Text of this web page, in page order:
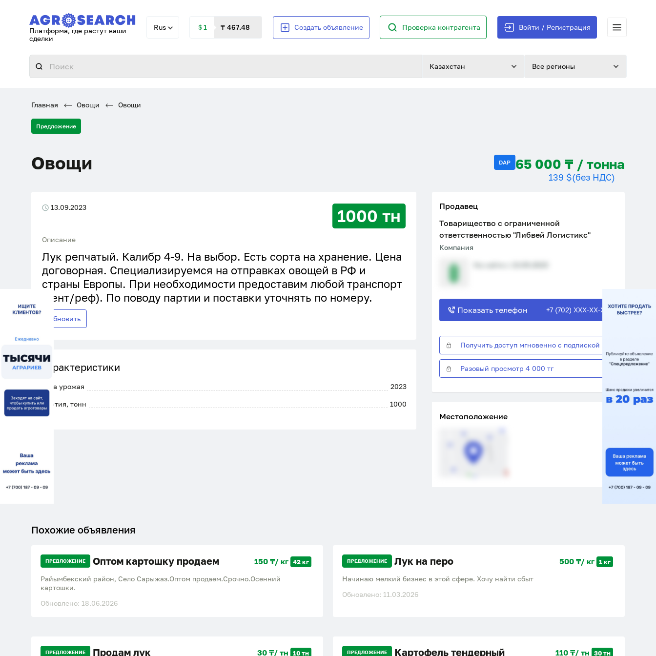
Платформа, где растут ваши
сделки
Rus ＄1 ₸ 467.48 Создать объявление Проверка контрагента Войти / Регистрация
Казахстан Все регионы
Главная Овощи Овощи
Предложение
Овощи DAP 65 000 ₸ / тонна
139 $(без НДС)
13.09.2023 1000 тн
Описание
Лук репчатый. Калибр 4-9. На выбор. Есть сорта на хранение. Цена
договорная. Специализируемся на отправках овощей в РФ и
страны Европы. При необходимости предоставим любой транспорт
(тент/реф). По поводу партии и поставки уточнять по номеру.
Обновить
Характеристики
Дата урожая 2023
Партия, тонн 1000
Продавец
Товарищество с ограниченной
ответственностью "Либвей Логистикс"
Компания
Показать телефон +7 (702) XXX-XX-XX
Получить доступ мгновенно с подпиской
Разовый просмотр 4 000 тг
Местоположение
Похожие объявления
ПРЕДЛОЖЕНИЕ Оптом картошку продаем 150 ₸/ кг 42 кг
Райымбекский район, Село Сарыжаз.Оптом продаем.Срочно.Осенний
картошки.
Обновлено: 18.06.2026
ПРЕДЛОЖЕНИЕ Лук на перо 500 ₸/ кг 1 кг
Начинаю мелкий бизнес в этой сфере. Хочу найти сбыт
Обновлено: 11.03.2026
ПРЕДЛОЖЕНИЕ Продам лук 30 ₸/ тн 10 тн ПРЕДЛОЖЕНИЕ Картофель тендерный 110 ₸/ тн 30 тн